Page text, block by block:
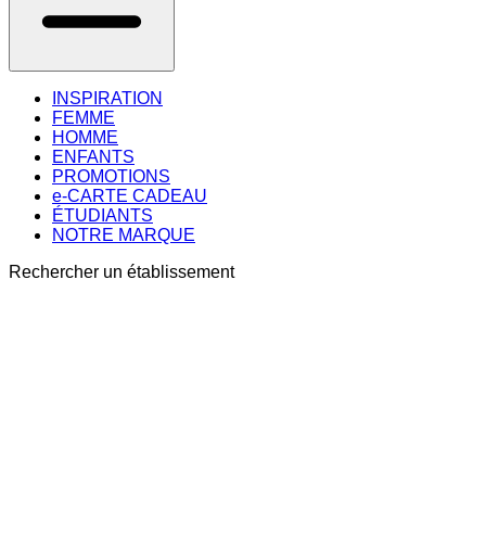
INSPIRATION
FEMME
HOMME
ENFANTS
PROMOTIONS
e-CARTE CADEAU
ÉTUDIANTS
NOTRE MARQUE
Rechercher un établissement